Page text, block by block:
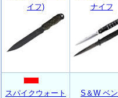
イフ)
ナイフ
スパイクウォート
S＆W ベ